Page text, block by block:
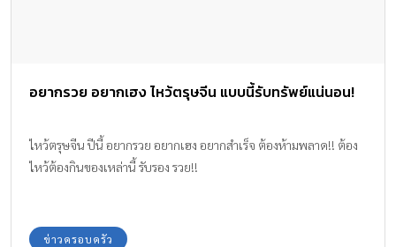
อยากรวย อยากเฮง ไหว้ตรุษจีน แบบนี้รับทรัพย์แน่นอน!
ไหว้ตรุษจีน ปีนี้ อยากรวย อยากเฮง อยากสำเร็จ ต้องห้ามพลาด!! ต้อง
ไหว้ต้องกินของเหล่านี้ รับรอง รวย!!
ข่าวครอบครัว